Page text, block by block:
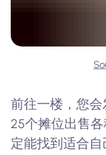
前往一楼，您会
25个摊位出售
定能找到适合